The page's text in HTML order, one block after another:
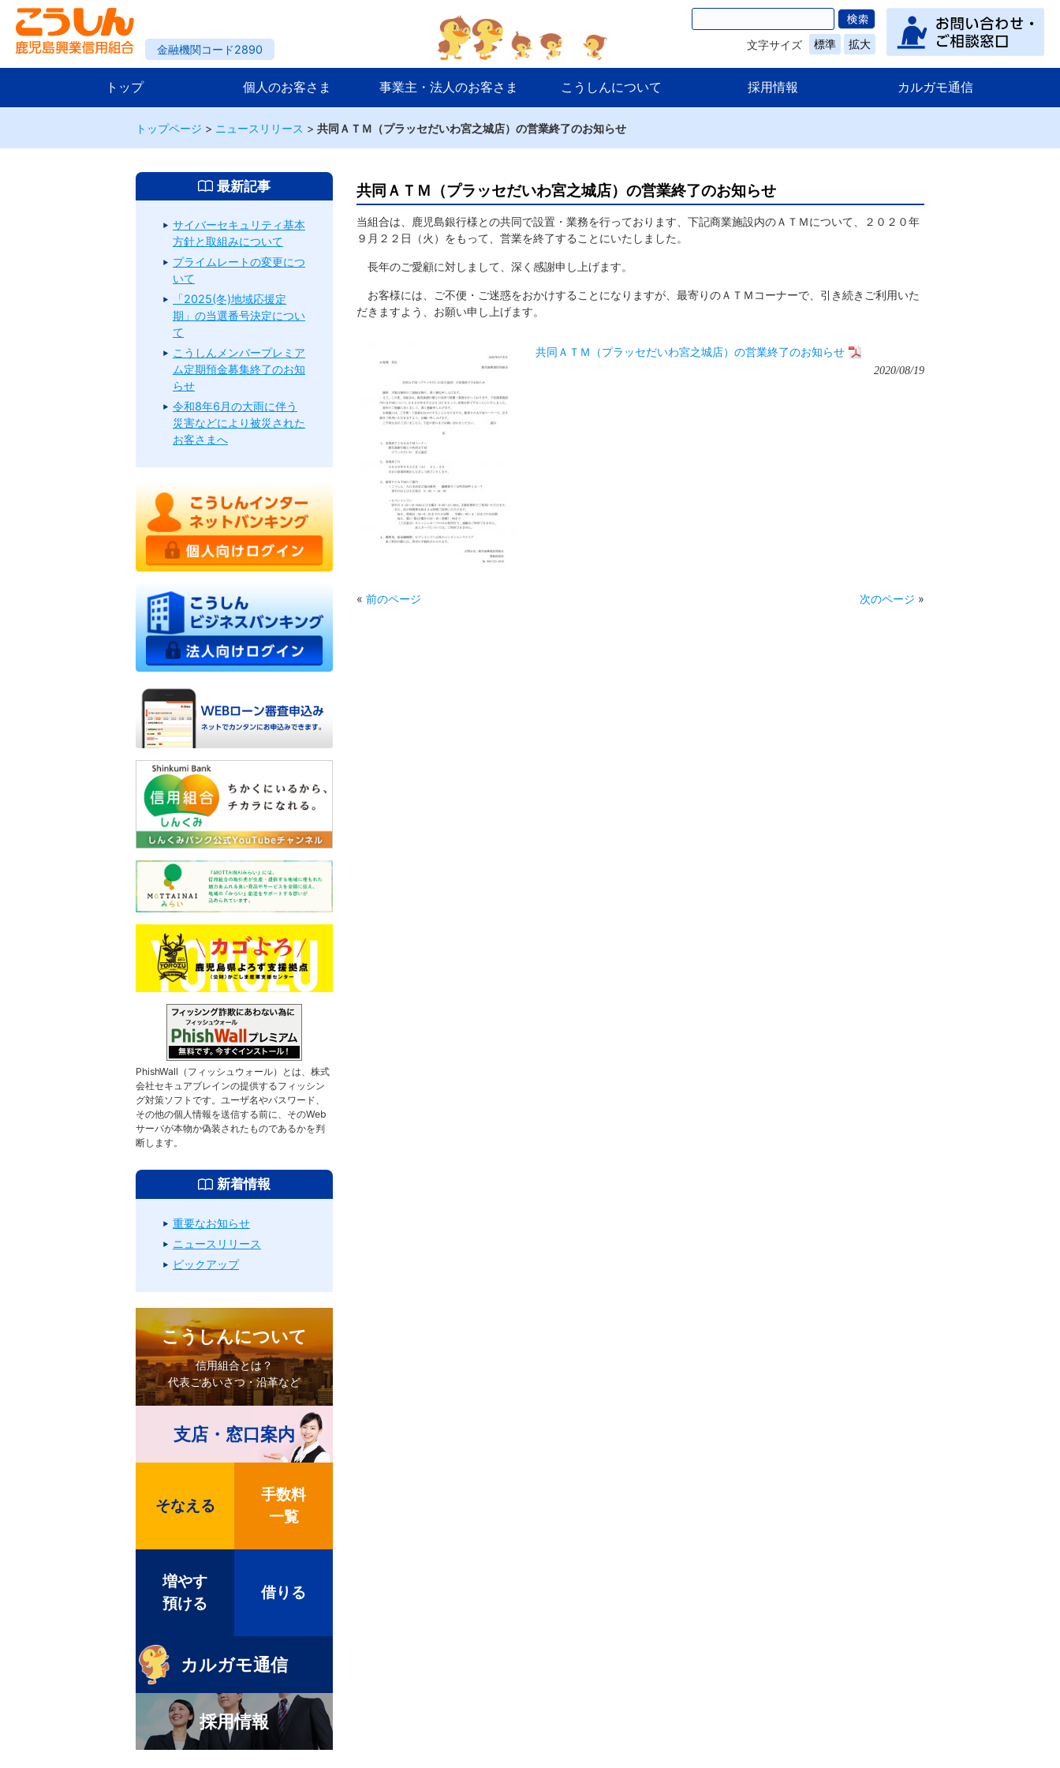
金融機関コード2890 文字サイズ 標準 拡大
トップ 個人のお客さま 事業主・法人のお客さま こうしんについて 採用情報 カルガモ通信
トップページ > ニュースリリース > 共同ＡＴＭ（プラッセだいわ宮之城店）の営業終了のお知らせ
共同ＡＴＭ（プラッセだいわ宮之城店）の営業終了のお知らせ
当組合は、鹿児島銀行様との共同で設置・業務を行っております、下記商業施設内のＡＴＭについて、２０２０年
９月２２日（火）をもって、営業を終了することにいたしました。
長年のご愛顧に対しまして、深く感謝申し上げます。
お客様には、ご不便・ご迷惑をおかけすることになりますが、最寄りのＡＴＭコーナーで、引き続きご利用いた
だきますよう、お願い申し上げます。
共同ＡＴＭ（プラッセだいわ宮之城店）の営業終了のお知らせ
2020/08/19
« 前のページ 次のページ »
最新記事
サイバーセキュリティ基本
方針と取組みについて
プライムレートの変更につ
いて
「2025(冬)地域応援定
期」の当選番号決定につい
て
こうしんメンバープレミア
ム定期預金募集終了のお知
らせ
令和8年6月の大雨に伴う
災害などにより被災された
お客さまへ
PhishWall（フィッシュウォール）とは、株式
会社セキュアブレインの提供するフィッシン
グ対策ソフトです。ユーザ名やパスワード、
その他の個人情報を送信する前に、そのWeb
サーバが本物か偽装されたものであるかを判
断します。
新着情報
重要なお知らせ
ニュースリリース
ピックアップ
こうしんについて
信用組合とは？
代表ごあいさつ・沿革など
支店・窓口案内
そなえる
手数料
一覧
増やす
預ける
借りる
カルガモ通信
採用情報